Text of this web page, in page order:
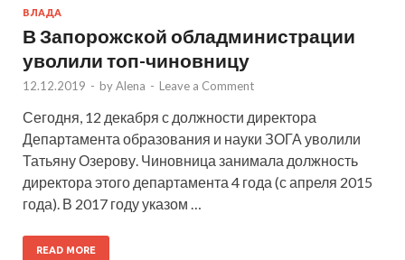
ВЛАДА
В Запорожской обладминистрации
уволили топ-чиновницу
12.12.2019 - byAlena - Leave a Comment
Сегодня, 12 декабря с должности директора
Департамента образования и науки ЗОГА уволили
Татьяну Озерову. Чиновница занимала должность
директора этого департамента 4 года (с апреля 2015
года). В 2017 году указом …
READ MORE